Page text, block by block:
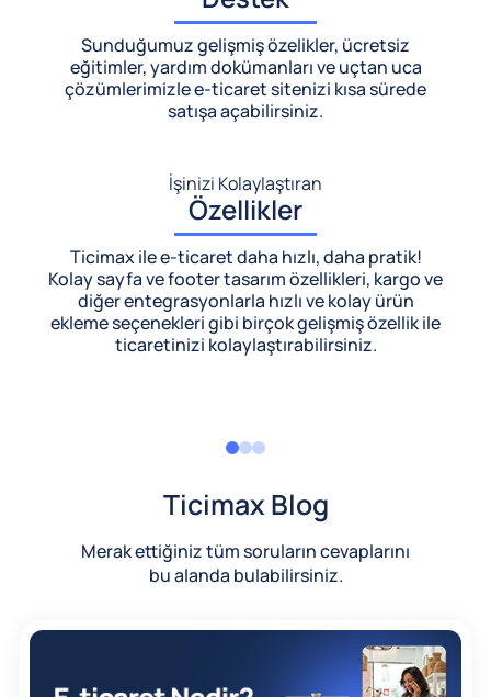
Sunduğumuz gelişmiş özelikler, ücretsiz
eğitimler, yardım dokümanları ve uçtan uca
çözümlerimizlee-ticaret sitenizi kısa sürede
satışa açabilirsiniz.
İşinizi Kolaylaştıran
Özellikler
Ticimax ile e-ticaret daha hızlı, daha pratik!
Kolay sayfa ve footer tasarım özellikleri, kargo ve
diğer entegrasyonlarla hızlı ve kolay ürün
ekleme seçenekleri gibi birçok gelişmiş özellik ile
ticaretinizi kolaylaştırabilirsiniz.
Ticimax Blog
Merak ettiğiniz tüm soruların cevaplarını
bu alanda bulabilirsiniz.